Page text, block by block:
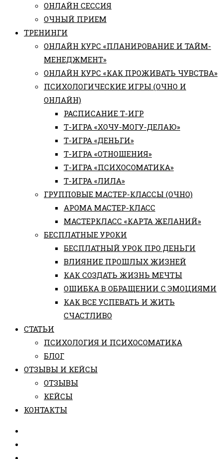
ОНЛАЙН СЕССИЯ
ОЧНЫЙ ПРИЕМ
ТРЕНИНГИ
ОНЛАЙН КУРС «ПЛАНИРОВАНИЕ И ТАЙМ-
МЕНЕДЖМЕНТ»
ОНЛАЙН КУРС «КАК ПРОЖИВАТЬ ЧУВСТВА»
ПСИХОЛОГИЧЕСКИЕ ИГРЫ (ОЧНО И
ОНЛАЙН)
РАСПИСАНИЕ Т-ИГР
Т-ИГРА «ХОЧУ-МОГУ-ДЕЛАЮ»
Т-ИГРА «ДЕНЬГИ»
Т-ИГРА «ОТНОШЕНИЯ»
Т-ИГРА «ПСИХОСОМАТИКА»
Т-ИГРА «ЛИЛА»
ГРУППОВЫЕ МАСТЕР-КЛАССЫ (ОЧНО)
АРОМА МАСТЕР-КЛАСС
МАСТЕРКЛАСС «КАРТА ЖЕЛАНИЙ»
БЕСПЛАТНЫЕ УРОКИ
БЕСПЛАТНЫЙ УРОК ПРО ДЕНЬГИ
ВЛИЯНИЕ ПРОШЛЫХ ЖИЗНЕЙ
КАК СОЗДАТЬ ЖИЗНЬ МЕЧТЫ
ОШИБКА В ОБРАЩЕНИИ С ЭМОЦИЯМИ
КАК ВСЕ УСПЕВАТЬ И ЖИТЬ
СЧАСТЛИВО
СТАТЬИ
ПCИХОЛОГИЯ И ПСИХОСОМАТИКА
БЛОГ
ОТЗЫВЫ И КЕЙСЫ
ОТЗЫВЫ
КЕЙСЫ
КОНТАКТЫ